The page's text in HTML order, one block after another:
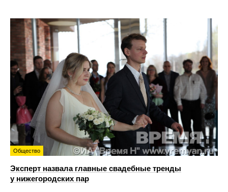
Общество
Эксперт назвала главные свадебные тренды
у нижегородских пар